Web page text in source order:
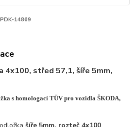
PDK-14869
4x100, střed 57,1, šíře 5mm,
s homologací TÜV pro vozidla ŠKODA,